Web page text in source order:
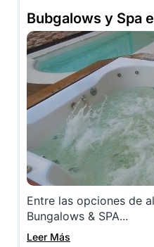
Bubgalows y Spa
Entre las opciones de
Bungalows & SPA...
Leer Más